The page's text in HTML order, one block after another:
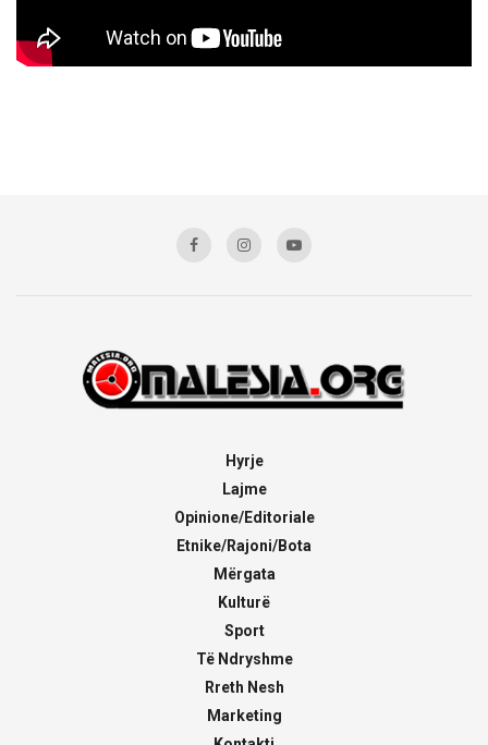
Hyrje
Lajme
Opinione/Editoriale
Etnike/Rajoni/Bota
Mërgata
Kulturë
Sport
Të Ndryshme
Rreth Nesh
Marketing